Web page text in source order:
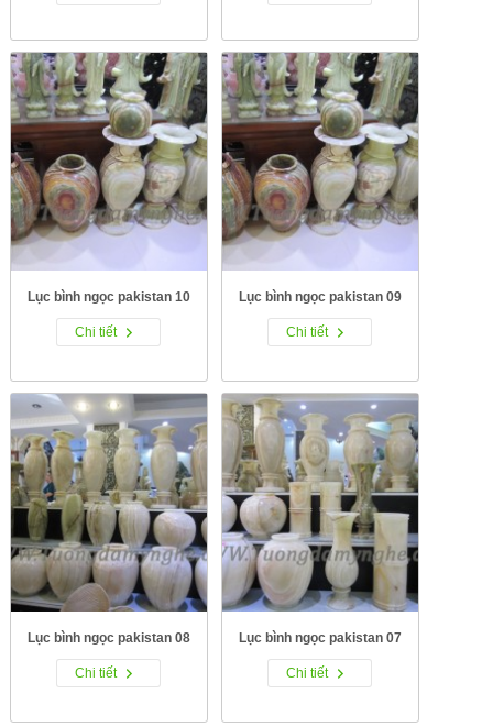
Lục bình ngọc pakistan 10
Chi tiết
Lục bình ngọc pakistan 09
Chi tiết
Lục bình ngọc pakistan 08
Chi tiết
Lục bình ngọc pakistan 07
Chi tiết